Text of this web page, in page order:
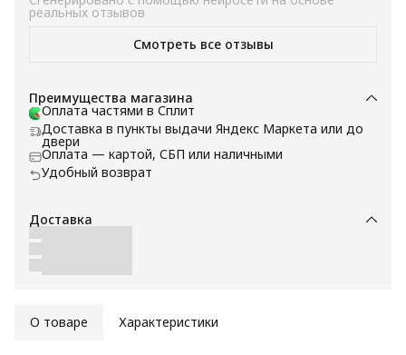
реальных отзывов
Смотреть все отзывы
Преимущества магазина
Оплата частями в Сплит
Доставка в пункты выдачи Яндекс Маркета или до
двери
Оплата — картой, СБП или наличными
Удобный возврат
Доставка
О товаре Характеристики